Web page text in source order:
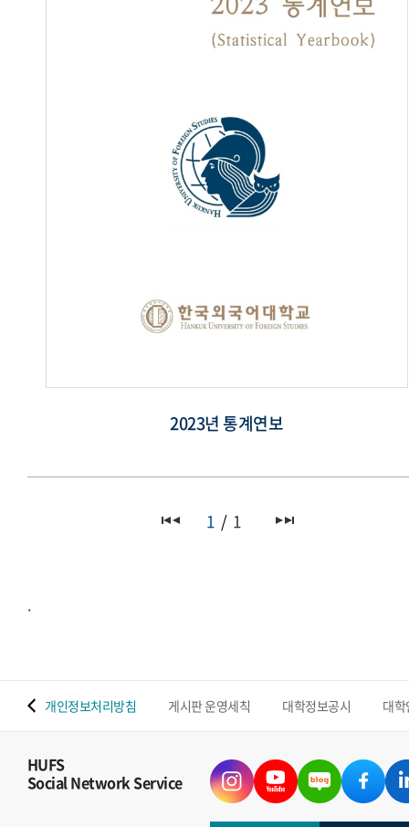
2023년 통계연보
1 1
.
개인정보처리방침 게시판 운영세칙 대학정보공시 대
HUFS
Social Network Service